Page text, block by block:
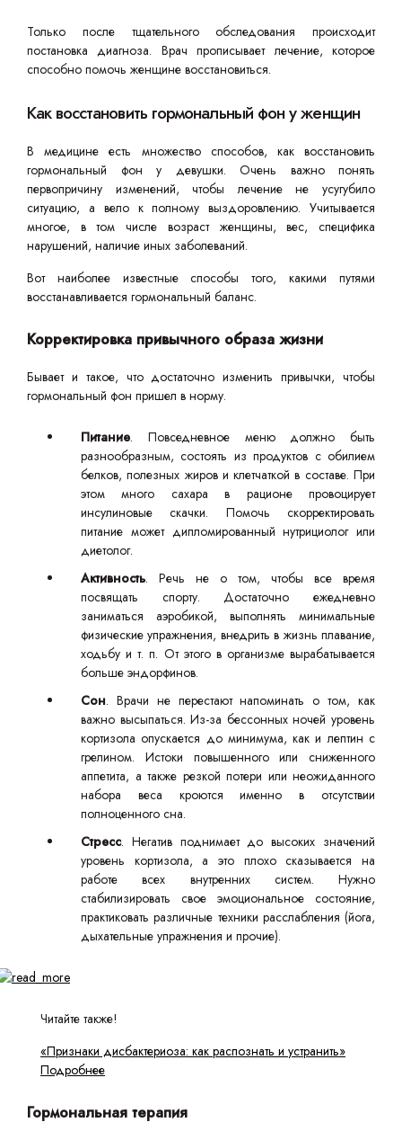
Только после тщательного обследования происходит
постановка диагноза. Врач прописывает лечение, которое
способно помочь женщине восстановиться.
Как восстановить гормональный фон у женщин
В медицине есть множество способов, как восстановить
гормональный фон у девушки. Очень важно понять
первопричину изменений, чтобы лечение не усугубило
ситуацию, а вело к полному выздоровлению. Учитывается
многое, в том числе возраст женщины, вес, специфика
нарушений, наличие иных заболеваний.
Вот наиболее известные способы того, какими путями
восстанавливается гормональный баланс.
Корректировка привычного образа жизни
Бывает и такое, что достаточно изменить привычки, чтобы
гормональный фон пришел в норму.
Питание. Повседневное меню должно быть
разнообразным, состоять из продуктов с обилием
белков, полезных жиров и клетчаткой в составе. При
этом много сахара в рационе провоцирует
инсулиновые скачки. Помочь скорректировать
питание может дипломированный нутрициолог или
диетолог.
Активность. Речь не о том, чтобы все время
посвящать спорту. Достаточно ежедневно
заниматься аэробикой, выполнять минимальные
физические упражнения, внедрить в жизнь плавание,
ходьбу и т. п. От этого в организме вырабатывается
больше эндорфинов.
Сон. Врачи не перестают напоминать о том, как
важно высыпаться. Из-за бессонных ночей уровень
кортизола опускается до минимума, как и лептин с
грелином. Истоки повышенного или сниженного
аппетита, а также резкой потери или неожиданного
набора веса кроются именно в отсутствии
полноценного сна.
Стресс. Негатив поднимает до высоких значений
уровень кортизола, а это плохо сказывается на
работе всех внутренних систем. Нужно
стабилизировать свое эмоциональное состояние,
практиковать различные техники расслабления (йога,
дыхательные упражнения и прочие).
Читайте также!
«Признаки дисбактериоза: как распознать и устранить»
Подробнее
Гормональная терапия